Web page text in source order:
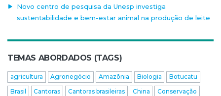
Novo centro de pesquisa da Unesp investiga
sustentabilidade e bem-estar animal na produção de leite
TEMAS ABORDADOS (TAGS)
agricultura Agronegócio Amazônia Biologia
Botucatu
Brasil
Cantoras Cantoras brasileiras China
Conservação